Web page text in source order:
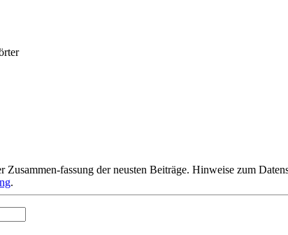
fassung der neusten Beiträge. Hinweise zum
.